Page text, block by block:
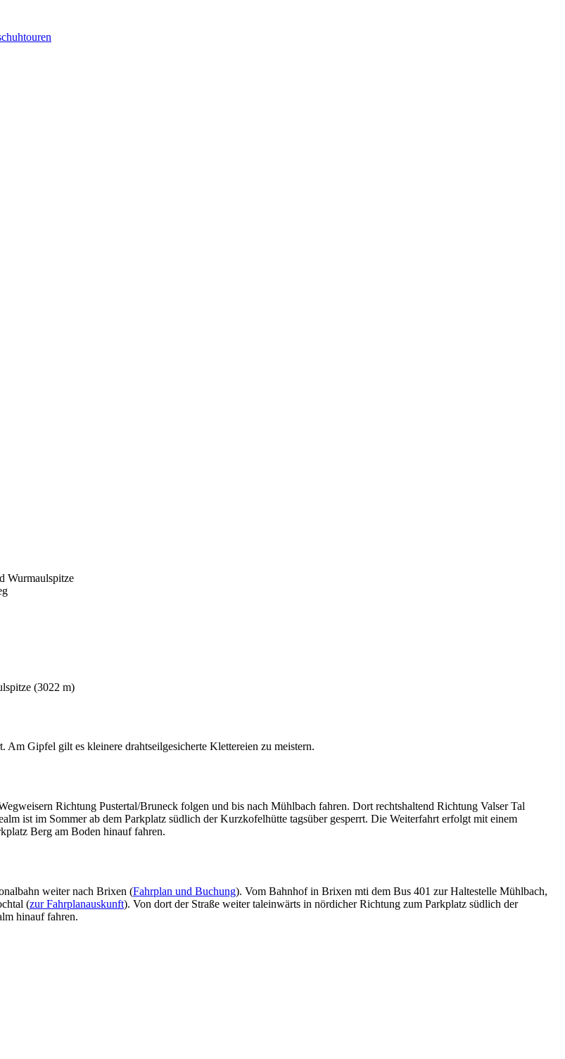
Wurmaulspitze
(3022 m)
Gipfel gilt es kleinere drahtseilgesicherte Klettereien zu meistern.
Richtung Pustertal/Bruneck folgen und bis nach Mühlbach fahren. Dort rechtshaltend Richtung Valser Tal
ist im Sommer ab dem Parkplatz südlich der Kurzkofelhütte tagsüber gesperrt. Die Weiterfahrt erfolgt mit einem
Berg am Boden hinauf fahren.
weiter nach Brixen (Fahrplan und Buchung). Vom Bahnhof in Brixen mti dem Bus 401 zur Haltestelle Mühlbach,
(zur Fahrplanauskunft). Von dort der Straße weiter taleinwärts in nördicher Richtung zum Parkplatz südlich der
hinauf fahren.